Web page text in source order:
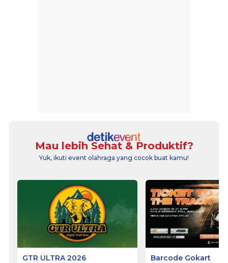
Mau lebih Sehat & Produktif?
Yuk, ikuti event olahraga yang cocok buat kamu!
GTR ULTRA 2026 Barcode Gokart